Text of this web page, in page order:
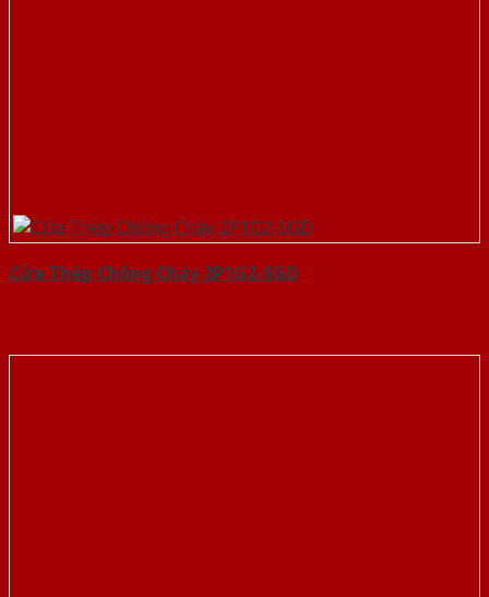
Cửa Thép Chống Cháy 2P1G2-SGD